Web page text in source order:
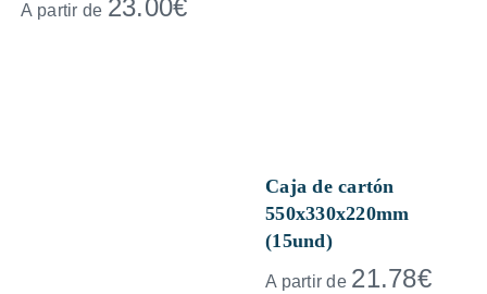
A partir de 23.00€
Caja de cartón
550x330x220mm
(15und)
A partir de 21.78€